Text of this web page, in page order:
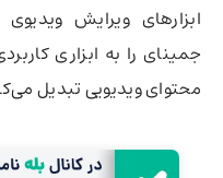
ابزارهای ویرایش
جمینای را به ابزاری
محتوای ویدیویی تبدیل